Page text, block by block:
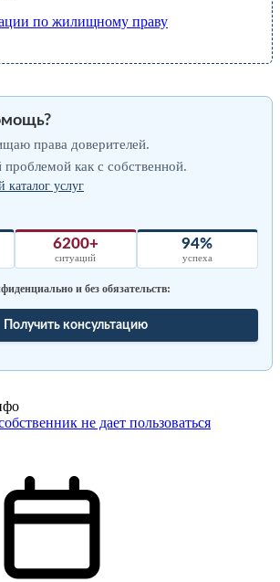
по жилищному праву
права доверителей.
как с собственной.
каталог услуг
6200+
ситуаций
94%
успеха
и без обязательств:
Получить консультацию
не дает пользоваться